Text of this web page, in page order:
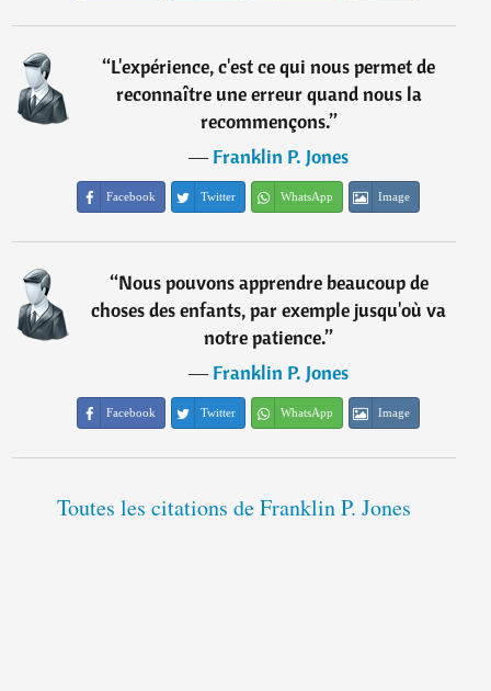
“L'expérience, c'est ce qui nous permet de
reconnaître une erreur quand nous la
recommençons.”
―Franklin P. Jones
Facebook Twitter WhatsApp Image
“Nous pouvons apprendre beaucoup de
choses des enfants, par exemple jusqu'où va
notre patience.”
―Franklin P. Jones
Facebook Twitter WhatsApp Image
Toutes les citations de Franklin P. Jones